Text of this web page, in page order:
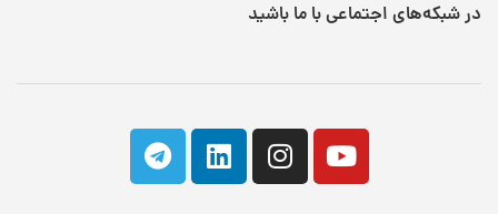
در شبکه‌های اجتماعی با ما باشید